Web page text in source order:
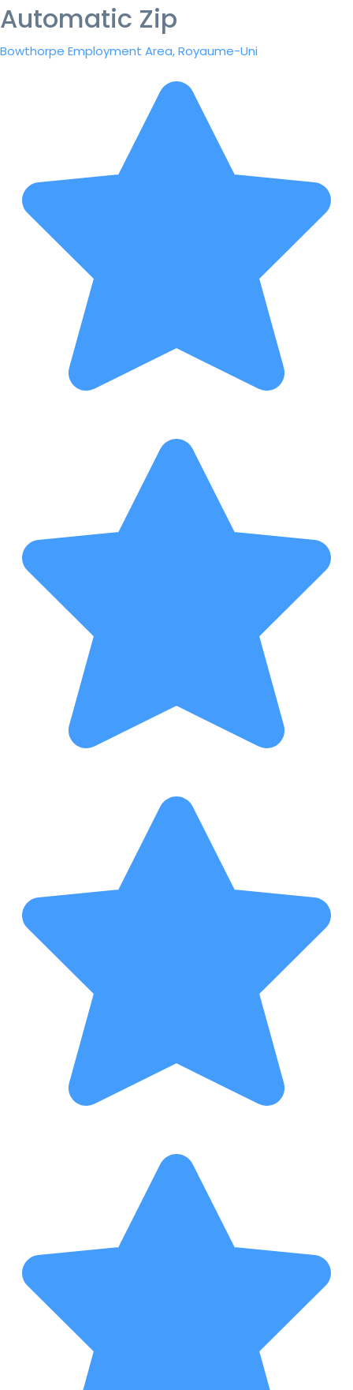
Automatic Zip
Bowthorpe Employment Area, Royaume-Uni